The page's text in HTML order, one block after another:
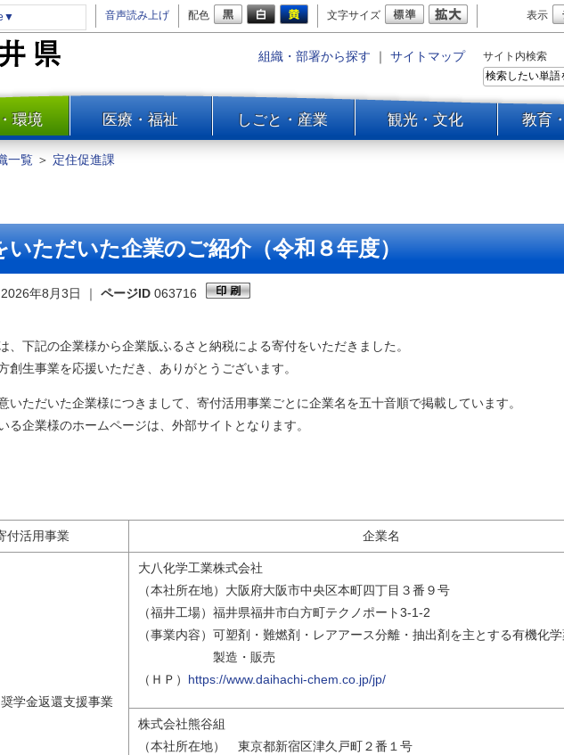
▼ 音声読み上げ 配色 文字サイズ 表示
組織・部署から探す ｜ サイトマップ サイト内検索
一覧
環境 医療・福祉 しごと・産業 観光・文化 教育
ギー
棄物対策・リサ
一覧 ＞ 定住促進課
いただいた企業のご紹介（令和８年度）
2026年8月3日 ｜ ページID 063716
、下記の企業様から企業版ふるさと納税による寄付をいただきました。
創生事業を応援いただき、ありがとうございます。
いただいた企業様につきまして、寄付活用事業ごとに企業名を五十音順で掲載しています。
る企業様のホームページは、外部サイトとなります。
付活用事業 企業名
学金返還支援事業
大八化学工業株式会社
（本社所在地）大阪府大阪市中央区本町四丁目３番９号
（福井工場）福井県福井市白方町テクノポート3-1-2
（事業内容）可塑剤・難燃剤・レアアース分離・抽出剤を主とする有機化
製造・販売
（ＨＰ） https://www.daihachi-chem.co.jp/jp/
株式会社熊谷組
（本社所在地） 東京都新宿区津久戸町２番１号